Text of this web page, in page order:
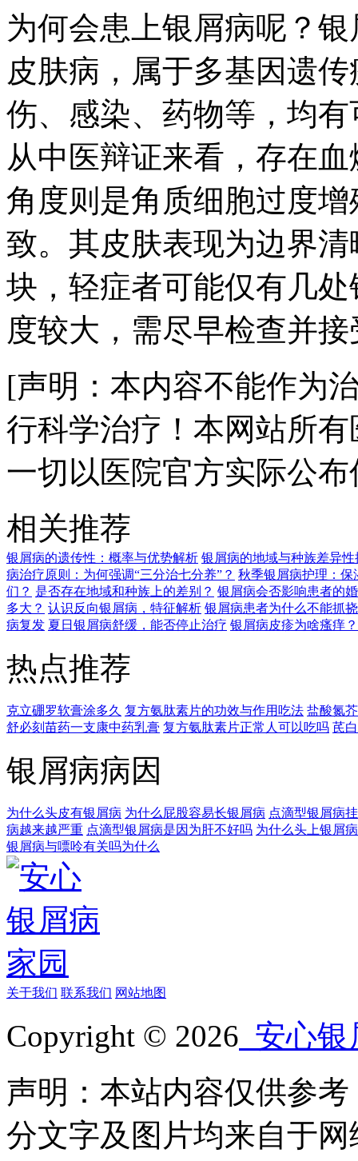
为何会患上银屑病呢？
皮肤病，属于多基因遗
伤、感染、药物等，均
从中医辩证来看，存在
角度则是角质细胞过度
致。其皮肤表现为边界
块，轻症者可能仅有几
度较大，需尽早检查并
[声明：本内容不能作为
行科学治疗！本网站所
一切以医院官方实际公
相关推荐
银屑病的遗传性：概率与优势解析 银屑病的地域与种族差异性
病治疗原则：为何强调“三分治七分养”？ 秋季银屑病护理：保
们？ 是否存在地域和种族上的差别？ 银屑病会否影响患者的
多大？ 认识反向银屑病，特征解析 银屑病患者为什么不能抓
病复发 夏日银屑病舒缓，能否停止治疗 银屑病皮疹为啥瘙痒
热点推荐
克立硼罗软膏涂多久 复方氨肽素片的功效与作用吃法 盐酸氮
舒必刻苗药一支康中药乳膏 复方氨肽素片正常人可以吃吗 芪
银屑病病因
为什么头皮有银屑病 为什么屁股容易长银屑病 点滴型银屑病
病越来越严重 点滴型银屑病是因为肝不好吗 为什么头上银屑
银屑病与嘌呤有关吗为什么
关于我们 联系我们 网站地图
Copyright © 2026 安心银
声明：本站内容仅供参
分文字及图片均来自于